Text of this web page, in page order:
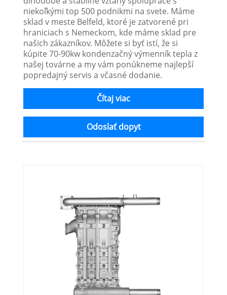
niekoľkými top 500 podnikmi na svete. Máme
sklad v meste Belfeld, ktoré je zatvorené pri
hraniciach s Nemeckom, kde máme sklad pre
našich zákazníkov. Môžete si byť istí, že si
kúpite 70-90kw kondenzačný výmenník tepla z
našej továrne a my vám ponúkneme najlepší
popredajný servis a včasné dodanie.
Čítaj viac
Odoslať dopyt